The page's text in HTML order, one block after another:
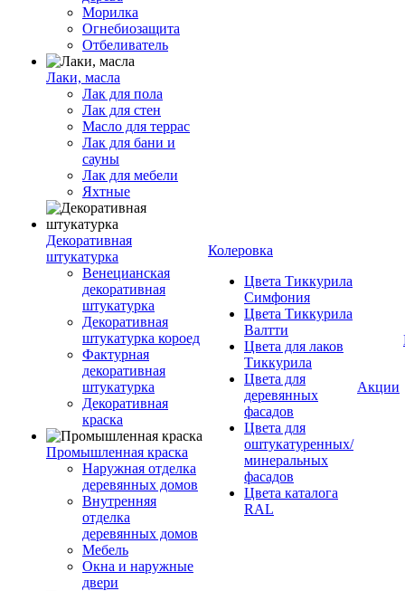
Морилка
Огнебиозащита
Отбеливатель
Лаки, масла
Лак для пола
Лак для стен
Масло для террас
Лак для бани и
сауны
Лак для мебели
Яхтные
Декоративная
штукатурка
Венецианская
декоративная
штукатурка
Декоративная
штукатурка короед
Фактурная
декоративная
штукатурка
Декоративная
краска
Промышленная краска
Наружная отделка
деревянных домов
Внутренняя
отделка
деревянных домов
Мебель
Окна и наружные
двери
Колеровка
Цвета Тиккурила
Симфония
Цвета Тиккурила
Валтти
Цвета для лаков
Тиккурила
Цвета для
деревянных
фасадов
Цвета для
оштукатуренных/
минеральных
фасадов
Цвета каталога
RAL
Акции